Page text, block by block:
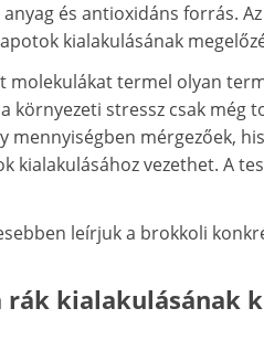
és antioxidáns forrás.
kialakulásának
molekulákat termel olyan
környezeti stressz csak még
mennyiségben mérgezőek,
kialakulásához vezethet. A
leírjuk a brokkoli
kialakulásának